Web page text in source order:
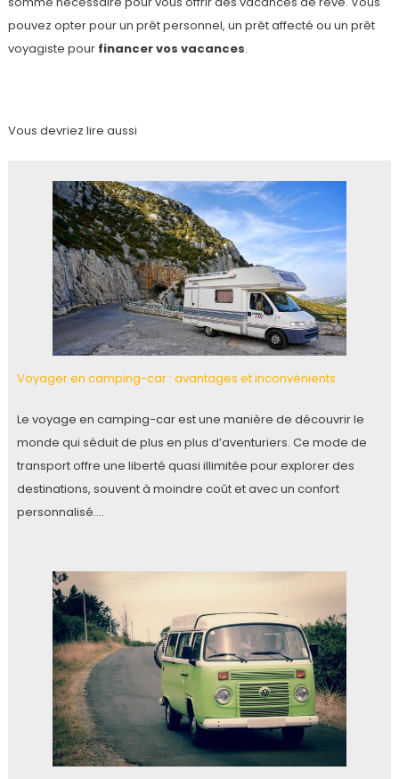
pouvez opter pour un prêt personnel, un prêt affecté ou un prêt
voyagiste pour financer vos vacances.
Vous devriez lire aussi
Voyager en camping-car : avantages et inconvénients
Le voyage en camping-car est une manière de découvrir le
monde qui séduit de plus en plus d’aventuriers. Ce mode de
transport offre une liberté quasi illimitée pour explorer des
destinations, souvent à moindre coût et avec un confort
personnalisé.…